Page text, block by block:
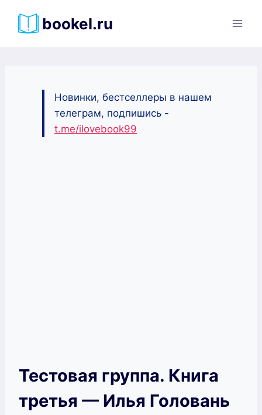
bookel.ru
Новинки, бестселлеры в нашем
телеграм, подпишись -
t.me/ilovebook99
Тестовая группа. Книга
третья — Илья Головань